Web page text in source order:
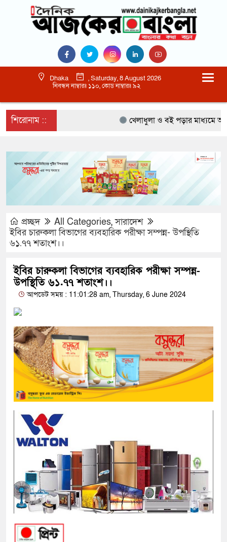
Dhaka
, Saturday, 8 August 2026
নিবন্ধন নাম্বারঃ ১১০, কোড নাম্বারঃ ৯২
শিরোনাম :: খেলাধুলা ও বই পড়ার মাধ্যমে
প্রচ্ছদ All Categories,সারাদেশ
ইবির চারুকলা বিভাগের ব্যবহারিক পরীক্ষা সম্পন্ন- উপস্থিতি
৬১.৭৭ শতাংশ।।
ইবির চারুকলা বিভাগের ব্যবহারিক পরীক্ষা সম্পন্ন-
উপস্থিতি ৬১.৭৭ শতাংশ।।
আপডেট সময় : 11:01:28 am, Thursday, 6 June 2024